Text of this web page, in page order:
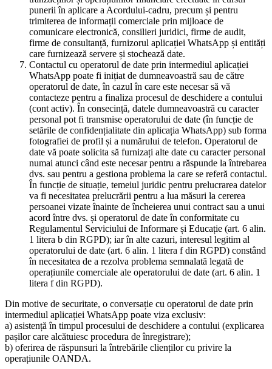
punerii în aplicare a Acordului-cadru, precum și pentru
trimiterea de informații comerciale prin mijloace de
comunicare electronică, consilieri juridici, firme de audit,
firme de consultanță, furnizorul aplicației WhatsApp și entități
care furnizează servere și stochează date.
Contactul cu operatorul de date prin intermediul aplicației
WhatsApp poate fi inițiat de dumneavoastră sau de către
operatorul de date, în cazul în care este necesar să vă
contacteze pentru a finaliza procesul de deschidere a contului
(cont activ). În consecință, datele dumneavoastră cu caracter
personal pot fi transmise operatorului de date (în funcție de
setările de confidențialitate din aplicația WhatsApp) sub forma
fotografiei de profil și a numărului de telefon. Operatorul de
date vă poate solicita să furnizați alte date cu caracter personal
numai atunci când este necesar pentru a răspunde la întrebarea
dvs. sau pentru a gestiona problema la care se referă contactul.
În funcție de situație, temeiul juridic pentru prelucrarea datelor
va fi necesitatea prelucrării pentru a lua măsuri la cererea
persoanei vizate înainte de încheierea unui contract sau a unui
acord între dvs. și operatorul de date în conformitate cu
Regulamentul Serviciului de Informare și Educație (art. 6 alin.
1 litera b din RGPD); iar în alte cazuri, interesul legitim al
operatorului de date (art. 6 alin. 1 litera f din RGPD) constând
în necesitatea de a rezolva problema semnalată legată de
operațiunile comerciale ale operatorului de date (art. 6 alin. 1
litera f din RGPD).
Din motive de securitate, o conversație cu operatorul de date prin
intermediul aplicației WhatsApp poate viza exclusiv:
a) asistență în timpul procesului de deschidere a contului (explicarea
pașilor care alcătuiesc procedura de înregistrare);
b) oferirea de răspunsuri la întrebările clienților cu privire la
operațiunile OANDA.